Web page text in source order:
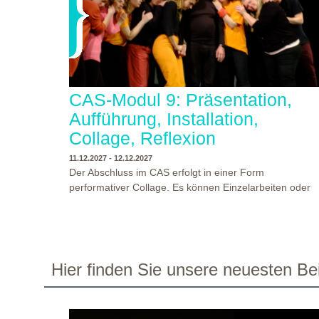
CAS-Modul 9: Präsentation,
Aufführung, Installation,
Collage, Reflexion
11.12.2027 - 12.12.2027
Der Abschluss im CAS erfolgt in einer Form
performativer Collage. Es können Einzelarbeiten oder
Programms gestalten mit Ihrer Form Raum und Zeit
Objekt oder Präsentation. Wir freuen uns über
WANN? 11.12.2027 - 12.12.2027, 10:00 - 17:00 UHR
Hier finden Sie unsere neuesten